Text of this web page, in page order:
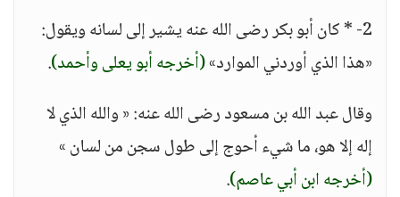
2- * كان أبو بكر رضى الله عنه يشير إلى لسانه ويقول:
«هذا الذي أوردني الموارد»(أخرجه أبو يعلى وأحمد).
وقال عبد الله بن مسعود رضى الله عنه: « والله الذي لا
إله إلا هو، ما شيء أحوج إلى طول سجن من لسان »
(أخرجه ابن أبي عاصم).